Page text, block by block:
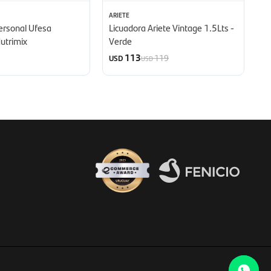
Ufesa
ARIETE
Licuadora Ariete Vintage 1.5Lts -
Verde
USD 113USD119
Fenicio eCommerce Uruguay